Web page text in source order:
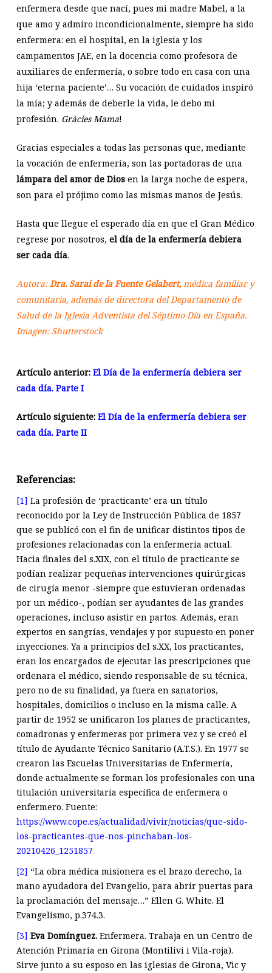
enfermera desde que nací, pues mi madre Mabel, a la
que amo y admiro incondicionalmente, siempre ha sido
enfermera: en el hospital, en la iglesia y los
campamentos JAE, en la docencia como profesora de
auxiliares de enfermería, o sobre todo en casa con una
hija ‘eterna paciente’… Su vocación de cuidados inspiró
la mía; y además de deberle la vida, le debo mi
profesión. Gràcies Mama!
Gracias especiales a todas las personas que, mediante
la vocación de enfermería, son las portadoras de una
lámpara del amor de Diosen la larga noche de espera,
son para el prójimo como las mismas manos de Jesús.
Hasta que llegue el esperado día en que el Gran Médico
regrese por nosotros, el día de la enfermería debiera
ser cada día.
Autora:Dra. Sarai de la Fuente Gelabert,médica familiar y
comunitaria, además de directora del Departamento de
Salud de la Iglesia Adventista del Séptimo Día en España.
Imagen: Shutterstock
Artículo anterior: El Día de la enfermería debiera ser
cada día. Parte I
Artículo siguiente: El Día de la enfermería debiera ser
cada día. Parte II
Referencias:
[1] La profesión de ‘practicante’ era un título
reconocido por la Ley de Instrucción Pública de 1857
que se publicó con el fin de unificar distintos tipos de
profesiones relacionadas con la enfermería actual.
Hacia finales del s.XIX, con el título de practicante se
podían realizar pequeñas intervenciones quirúrgicas
de cirugía menor -siempre que estuvieran ordenadas
por un médico-, podían ser ayudantes de las grandes
operaciones, incluso asistir en partos. Además, eran
expertos en sangrías, vendajes y por supuesto en poner
inyecciones. Ya a principios del s.XX, los practicantes,
eran los encargados de ejecutar las prescripciones que
ordenara el médico, siendo responsable de su técnica,
pero no de su finalidad, ya fuera en sanatorios,
hospitales, domicilios o incluso en la misma calle. A
partir de 1952 se unificaron los planes de practicantes,
comadronas y enfermeras por primera vez y se creó el
título de Ayudante Técnico Sanitario (A.T.S.). En 1977 se
crearon las Escuelas Universitarias de Enfermería,
donde actualmente se forman los profesionales con una
titulación universitaria específica de enfermera o
enfermero. Fuente:
https://www.cope.es/actualidad/vivir/noticias/que-sido-
los-practicantes-que-nos-pinchaban-los-
20210426_1251857
[2] “La obra médica misionera es el brazo derecho, la
mano ayudadora del Evangelio, para abrir puertas para
la proclamación del mensaje…” Ellen G. White. El
Evangelismo, p.374.3.
[3] Eva Domínguez.Enfermera. Trabaja en un Centro de
Atención Primaria en Girona (Montilivi i Vila-roja).
Sirve junto a su esposo en las iglesias de Girona, Vic y